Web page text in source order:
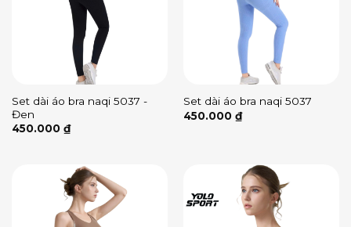
Set dài áo bra naqi 5037 -
Đen
450.000 ₫
Set dài áo bra naqi 5037
450.000 ₫